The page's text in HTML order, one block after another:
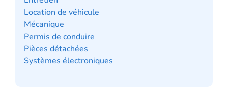
Location de véhicule
Mécanique
Permis de conduire
Pièces détachées
Systèmes électroniques